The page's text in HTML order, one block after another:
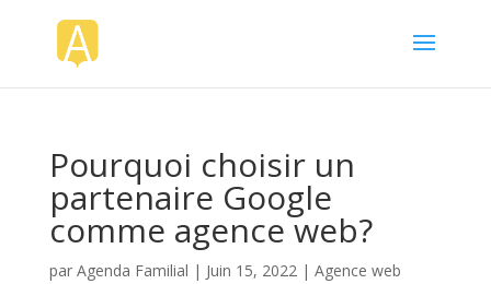
Pourquoi choisir un
partenaire Google
comme agence web?
par Agenda Familial | Juin 15, 2022| Agence web